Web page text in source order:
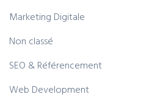
Marketing Digitale
Non classé
SEO & Référencement
Web Development